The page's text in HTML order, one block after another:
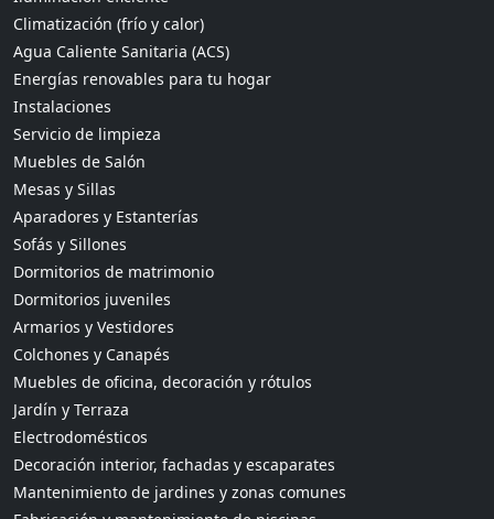
Climatización (frío y calor)
Agua Caliente Sanitaria (ACS)
Energías renovables para tu hogar
Instalaciones
Servicio de limpieza
Muebles de Salón
Mesas y Sillas
Aparadores y Estanterías
Sofás y Sillones
Dormitorios de matrimonio
Dormitorios juveniles
Armarios y Vestidores
Colchones y Canapés
Muebles de oficina, decoración y rótulos
Jardín y Terraza
Electrodomésticos
Decoración interior, fachadas y escaparates
Mantenimiento de jardines y zonas comunes